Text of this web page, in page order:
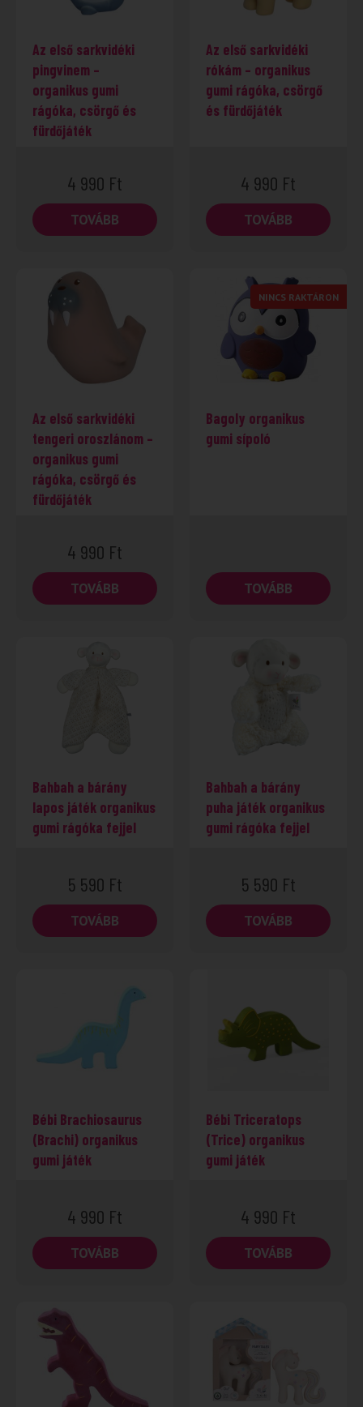
Az első sarkvidéki
pingvinem –
organikus gumi
rágóka, csörgő és
fürdőjáték
4 990 Ft
TOVÁBB
Az első sarkvidéki
rókám – organikus
gumi rágóka, csörgő
és fürdőjáték
4 990 Ft
TOVÁBB
Az első sarkvidéki
tengeri oroszlánom –
organikus gumi
rágóka, csörgő és
fürdőjáték
4 990 Ft
TOVÁBB
NINCS RAKTÁRON
Bagoly organikus
gumi sípoló
TOVÁBB
Bahbah a bárány
lapos játék organikus
gumi rágóka fejjel
5 590 Ft
TOVÁBB
Bahbah a bárány
puha játék organikus
gumi rágóka fejjel
5 590 Ft
TOVÁBB
Bébi Brachiosaurus
(Brachi) organikus
gumi játék
4 990 Ft
TOVÁBB
Bébi Triceratops
(Trice) organikus
gumi játék
4 990 Ft
TOVÁBB